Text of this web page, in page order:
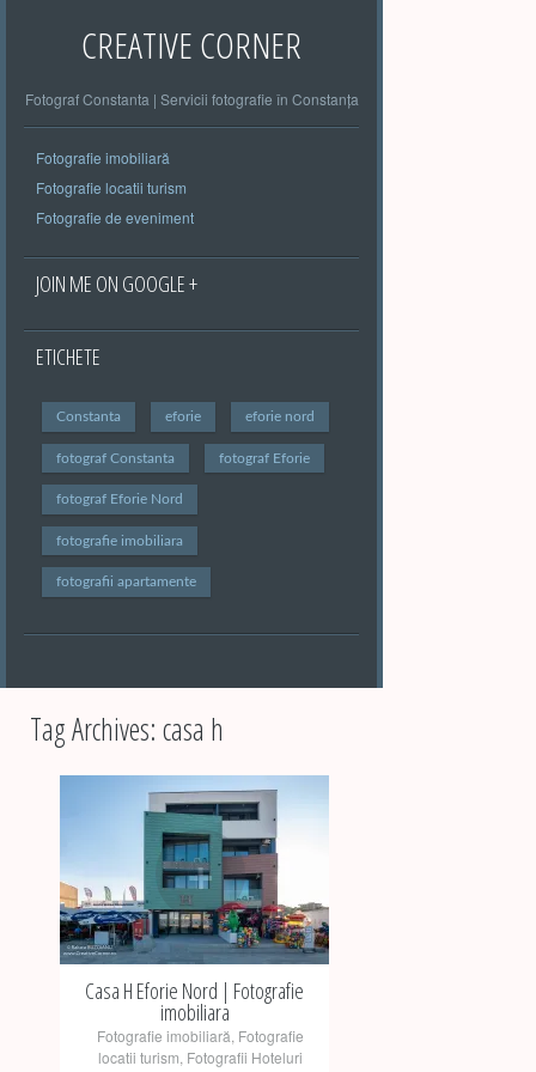
CREATIVE CORNER
Fotograf Constanta | Servicii fotografie în Constanța
Fotografie imobiliară
Fotografie locatii turism
Fotografie de eveniment
JOIN ME ON GOOGLE +
ETICHETE
Constanta eforie eforie nord
fotograf Constanta fotograf Eforie
fotograf Eforie Nord
fotografie imobiliara
fotografii apartamente
Tag Archives: casa h
+
Casa H Eforie Nord | Fotografie
imobiliara
Fotografie imobiliară Fotografie
locatii turism Fotografii Hoteluri